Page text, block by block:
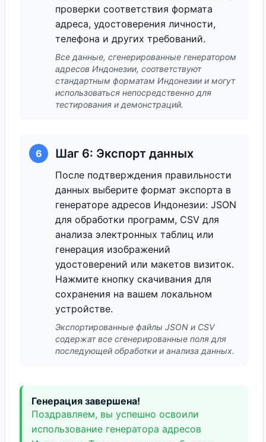
проверки соответствия формата
адреса, удостоверения личности,
телефона и других требований.
Все данные, сгенерированные генератором
адресов Индонезии, соответствуют
стандартным форматам Индонезии и могут
использоваться непосредственно для
тестирования и демонстраций.
6 Шаг 6: Экспорт данных
После подтверждения правильности
данных выберите формат экспорта в
генераторе адресов Индонезии: JSON
для обработки программ, CSV для
анализа электронных таблиц или
генерация изображений
удостоверений или макетов визиток.
Нажмите кнопку скачивания для
сохранения на вашем локальном
устройстве.
Экспортированные файлы JSON и CSV
содержат все сгенерированные поля для
последующей обработки и анализа данных.
Генерация завершена!
Поздравляем, вы успешно освоили
использование генератора адресов